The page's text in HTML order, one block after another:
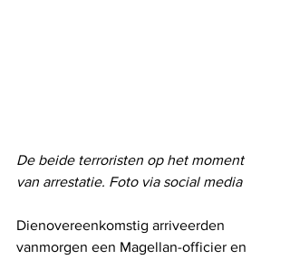
De beide terroristen op het moment
van arrestatie. Foto via social media
Dienovereenkomstig arriveerden
vanmorgen een Magellan-officier en